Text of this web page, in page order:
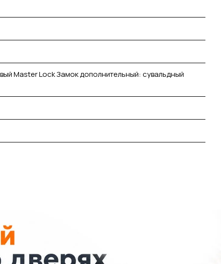
Master Lock Замок дополнительный: сувальдный